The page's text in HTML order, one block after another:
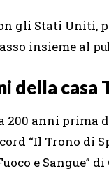
gli Stati Uniti,
insieme al
della casa
200 anni prima
“Il Trono di
e Sangue”